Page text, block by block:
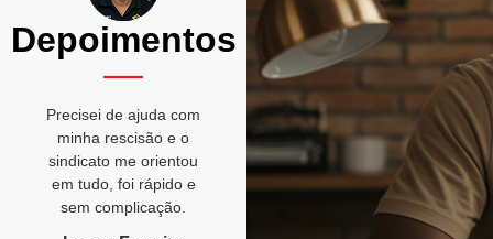
Depoimentos
Precisei de ajuda com
minha rescisão e o
sindicato me orientou
em tudo, foi rápido e
sem complicação.